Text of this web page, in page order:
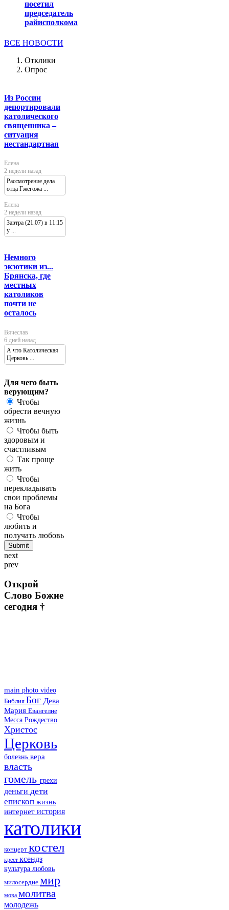
посетил
председатель
райисполкома
ВСЕ НОВОСТИ
Отклики
Опрос
Из России
депортировали
католического
священника –
ситуация
нестандартная
Елена
2 недели назад
Рассмотрение дела
отца Гжегожа ...
Елена
2 недели назад
Завтра (21.07) в 11:15
у ...
Немного
экзотики из...
Брянска, где
местных
католиков
почти не
осталось
Вячеслав
6 дней назад
А что Католическая
Церковь ...
Для чего быть
верующим?
Чтобы
обрести вечную
жизнь
Чтобы быть
здоровым и
счастливым
Так проще
жить
Чтобы
перекладывать
свои проблемы
на Бога
Чтобы
любить и
получать любовь
next
prev
Открой
Слово Божие
сегодня †
main photo video
Библия Бог Дева
Мария Евангелие
Месса Рождество
Христос
Церковь
болезнь вера
власть
гомель грехи
деньги дети
епископ жизнь
интернет история
католики
концерт костел
крест ксендз
культура любовь
милосердие мир
мова молитва
молодежь